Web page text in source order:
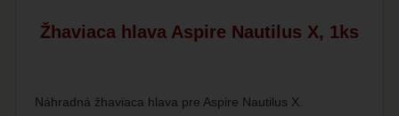
Žhaviaca hlava Aspire Nautilus X, 1ks
Náhradná žhaviaca hlava pre Aspire Nautilus X.